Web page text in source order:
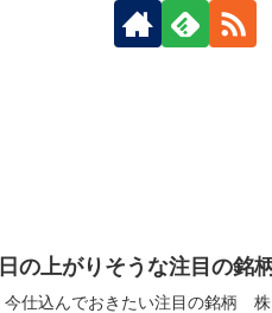
の上がりそうな注目の銘
今仕込んでおきたい注目の銘柄